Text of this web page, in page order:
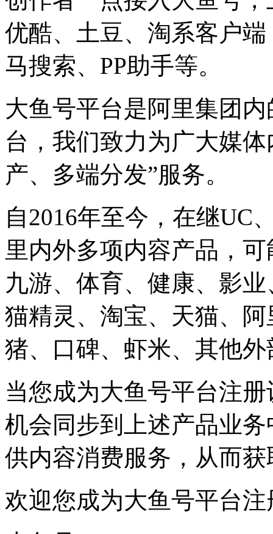
优酷、土豆、淘系客户
马搜索、PP助手等。
大鱼号平台是阿里集团
台，我们致力为广大媒
产、多端分发”服务。
自2016年至今，在继UC
里内外多项内容产品，
九游、体育、健康、影
猫精灵、淘宝、天猫、
猪、口碑、虾米、其他
当您成为大鱼号平台注
机会同步到上述产品业
供内容消费服务，从而
欢迎您成为大鱼号平台